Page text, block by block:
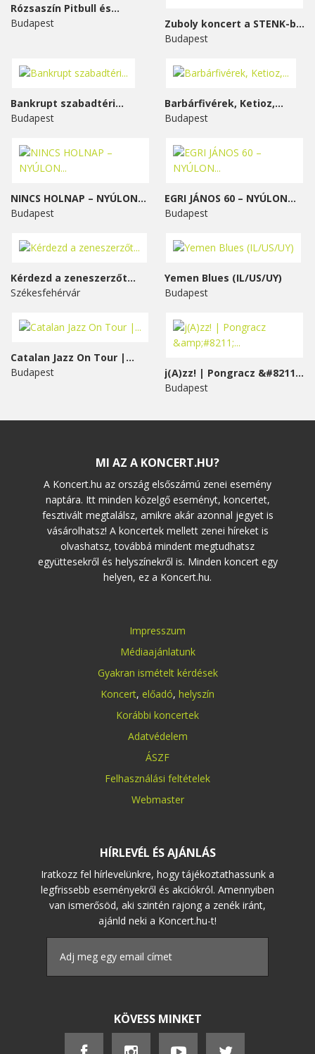
Rózsaszín Pitbull és...
Budapest
Zuboly koncert a STENK-ben
Budapest
Bankrupt szabadtéri...
Budapest
Barbárfivérek, Ketioz,...
Budapest
NINCS HOLNAP – NYÚLON...
Budapest
EGRI JÁNOS 60 – NYÚLON...
Budapest
Kérdezd a zeneszerzőt...
Székesfehérvár
Yemen Blues (IL/US/UY)
Budapest
Catalan Jazz On Tour |...
Budapest
j(A)zz! | Pongracz &#8211;...
Budapest
MI AZ A KONCERT.HU?
A Koncert.hu az ország elsőszámú zenei esemény
naptára. Itt minden közelgő eseményt, koncertet,
fesztivált megtalálsz, amikre akár azonnal jegyet is
vásárolhatsz! A koncertek mellett zenei híreket is
olvashatsz, továbbá mindent megtudhatsz
együttesekről és helyszínekről is. Minden koncert egy
helyen, ez a Koncert.hu.
Impresszum
Médiaajánlatunk
Gyakran ismételt kérdések
Koncert, előadó, helyszín
Korábbi koncertek
Adatvédelem
ÁSZF
Felhasználási feltételek
Webmaster
HÍRLEVÉL ÉS AJÁNLÁS
Iratkozz fel hírlevelünkre, hogy tájékoztathassunk a
legfrissebb eseményekről és akciókról. Amennyiben
van ismerősöd, aki szintén rajong a zenék iránt,
ajánld neki a Koncert.hu-t!
KÖVESS MINKET